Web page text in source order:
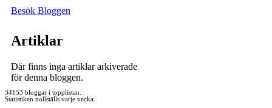
Besök Bloggen
Artiklar
Där finns inga artiklar arkiverade
för denna bloggen.
34153 bloggar i topplistan.
Statistiken nollställs varje vecka.